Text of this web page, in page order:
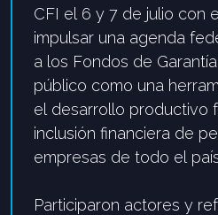
CFI el 6 y 7 de julio con
impulsar una agenda
a los Fondos de
público como una
el desarrollo productivo
inclusión financiera de
empresas de todo el
Participaron actores y